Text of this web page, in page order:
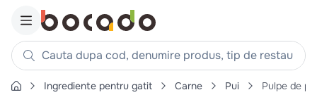
Cauta dupa cod, denumire produs, tip de restaurant,
Căutări populare
Ingrediente pentru gatit Carne Pui Pulpe de